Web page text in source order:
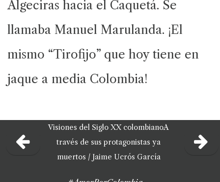
Algeciras hacia el Caquetá. Se
llamaba Manuel Marulanda. ¡El
mismo “Tirofijo” que hoy tiene en
jaque a media Colombia!
Visiones del Siglo XX colombianoA
través de sus protagonistas ya
muertos / Jaime Ucrós García